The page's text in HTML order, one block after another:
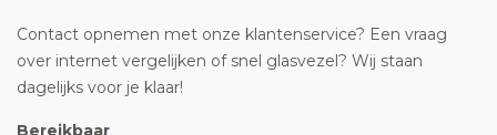
Contact opnemen met onze klantenservice? Een vraag
over internet vergelijken of snel glasvezel? Wij staan
dagelijks voor je klaar!
Bereikbaar